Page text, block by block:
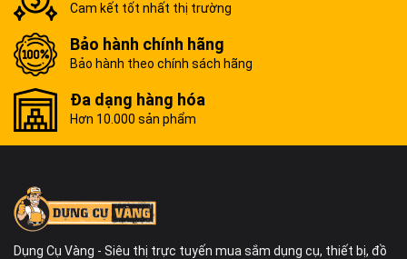
Cam kết tốt nhất thị trường
Bảo hành chính hãng
Bảo hành theo chính sách hãng
Đa dạng hàng hóa
Hơn 10.000 sản phẩm
Dụng Cụ Vàng - Siêu thị trực tuyến mua sắm dụng cụ, thiết bị, đồ